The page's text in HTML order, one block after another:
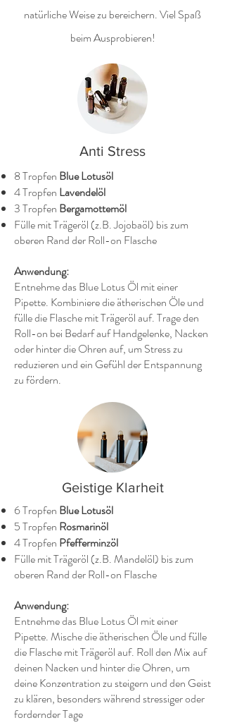
natürliche Weise zu bereichern. Viel Spaß
beim Ausprobieren!
Anti Stress
8 Tropfen Blue Lotusöl
4 Tropfen Lavendelöl
3 Tropfen Bergamottemöl
Fülle mit Trägeröl (z.B. Jojobaöl) bis zum
oberen Rand der Roll-on Flasche
Anwendung:
Entnehme das Blue Lotus Öl mit einer
Pipette. Kombiniere die ätherischen Öle und
fülle die Flasche mit Trägeröl auf. Trage den
Roll-on bei Bedarf auf Handgelenke, Nacken
oder hinter die Ohren auf, um Stress zu
reduzieren und ein Gefühl der Entspannung
zu fördern.
Geistige Klarheit
6 Tropfen Blue Lotusöl
5 Tropfen Rosmarinöl
4 Tropfen Pfefferminzöl
Fülle mit Trägeröl (z.B. Mandelöl) bis zum
oberen Rand der Roll-on Flasche
Anwendung:
Entnehme das Blue Lotus Öl mit einer
Pipette. Mische die ätherischen Öle und fülle
die Flasche mit Trägeröl auf. Roll den Mix auf
deinen Nacken und hinter die Ohren, um
deine Konzentration zu steigern und den Geist
zu klären, besonders während stressiger oder
fordernder Tage